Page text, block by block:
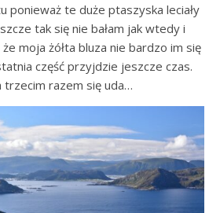
ponieważ te duże ptaszyska leciały
tak się nie bałam jak wtedy i
moja żółta bluza nie bardzo im się
część przyjdzie jeszcze czas.
trzecim razem się uda…